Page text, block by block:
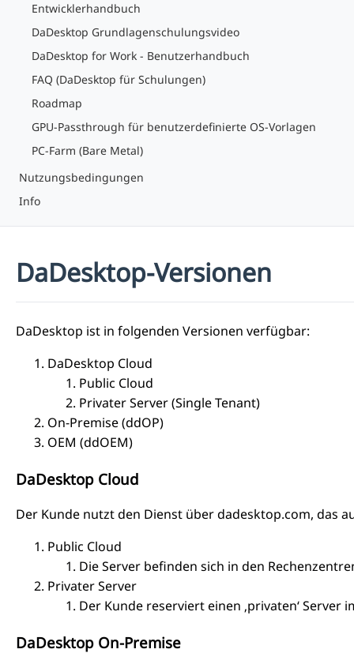
Entwicklerhandbuch
DaDesktop Grundlagenschulungsvideo
DaDesktop for Work - Benutzerhandbuch
FAQ (DaDesktop für Schulungen)
Roadmap
GPU-Passthrough für benutzerdefinierte OS-Vorlagen
PC-Farm (Bare Metal)
Nutzungsbedingungen
Info
DaDesktop-Versionen
DaDesktop ist in folgenden Versionen verfügbar:
DaDesktop Cloud
Public Cloud
Privater Server (Single Tenant)
On-Premise (ddOP)
OEM (ddOEM)
DaDesktop Cloud
Der Kunde nutzt den Dienst über dadesktop.com, das
Public Cloud
Die Server befinden sich in den
Privater Server
Der Kunde reserviert einen ‚privaten‘
DaDesktop On-Premise